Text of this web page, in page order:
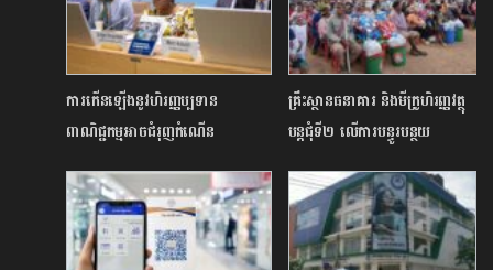
ការកើនឡើងនូវហិរញ្ញប្បទាន
ពាណិជ្ជកម្មអាចជំរុញកំណើន
គ្រឹះស្ថានធនាគារ និងមីក្រូហិរញ្ញវត្ថុ
បន្តជុំទី២ លើការបន្ធូរបន្ថយ
កងទ័ព និងជនភៀសសឹក